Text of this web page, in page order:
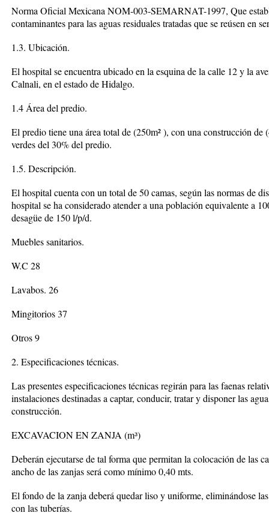
Norma Oficial Mexicana NOM-003-SEMARNAT-1997, Que
contaminantes para las aguas residuales tratadas que se reúsen en
1.3. Ubicación.
El hospital se encuentra ubicado en la esquina de la calle 12 y la
Calnali, en el estado de Hidalgo.
1.4 Área del predio.
El predio tiene una área total de (250m² ), con una construcción de
verdes del 30% del predio.
1.5. Descripción.
El hospital cuenta con un total de 50 camas, según las normas de
hospital se ha considerado atender a una población equivalente a
desagüe de 150 l/p/d.
Muebles sanitarios.
W.C 28
Lavabos. 26
Mingitorios 37
Otros 9
2. Especificaciones técnicas.
Las presentes especificaciones técnicas regirán para las faenas
instalaciones destinadas a captar, conducir, tratar y disponer las
construcción.
EXCAVACION EN ZANJA (mᶟ)
Deberán ejecutarse de tal forma que permitan la colocación de las
ancho de las zanjas será como mínimo 0,40 mts.
El fondo de la zanja deberá quedar liso y uniforme, eliminándose
con las tuberías.